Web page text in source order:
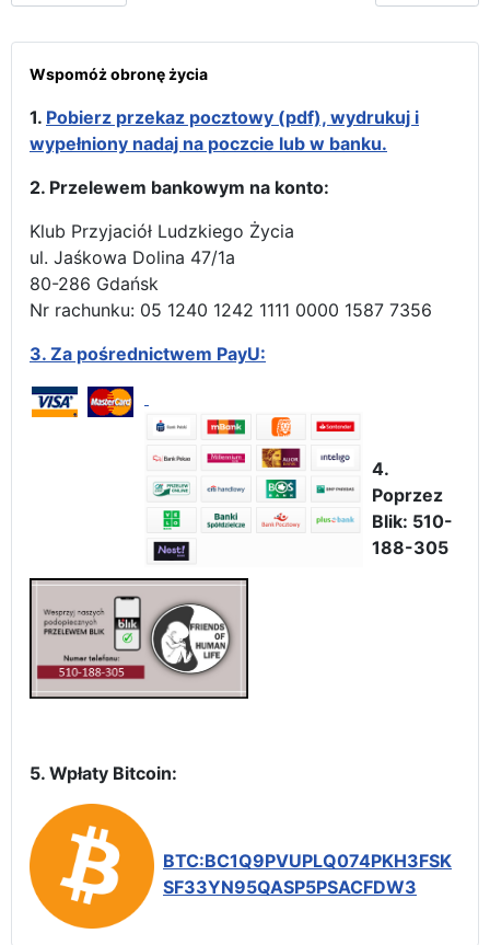
Wspomóż obronę życia
1. Pobierz przekaz pocztowy (pdf), wydrukuj i
wypełniony nadaj na poczcie lub w banku.
2. Przelewem bankowym na konto:
Klub Przyjaciół Ludzkiego Życia
ul. Jaśkowa Dolina 47/1a
80-286 Gdańsk
Nr rachunku: 05 1240 1242 1111 0000 1587 7356
3. Za pośrednictwem PayU:
4.
Poprzez
Blik: 510-
188-305
5. Wpłaty Bitcoin:
BTC:BC1Q9PVUPLQ074PKH3FSK
SF33YN95QASP5PSACFDW3